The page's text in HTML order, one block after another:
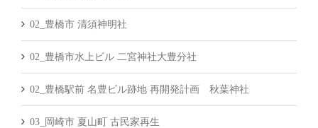
02_豊橋市 清須神明社
02_豊橋市水上ビル 二宮神社大豊分社
02_豊橋駅前 名豊ビル跡地 再開発計画 秋葉神社
03_岡崎市 夏山町 古民家再生